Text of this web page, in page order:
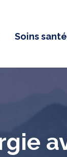
Soins santé